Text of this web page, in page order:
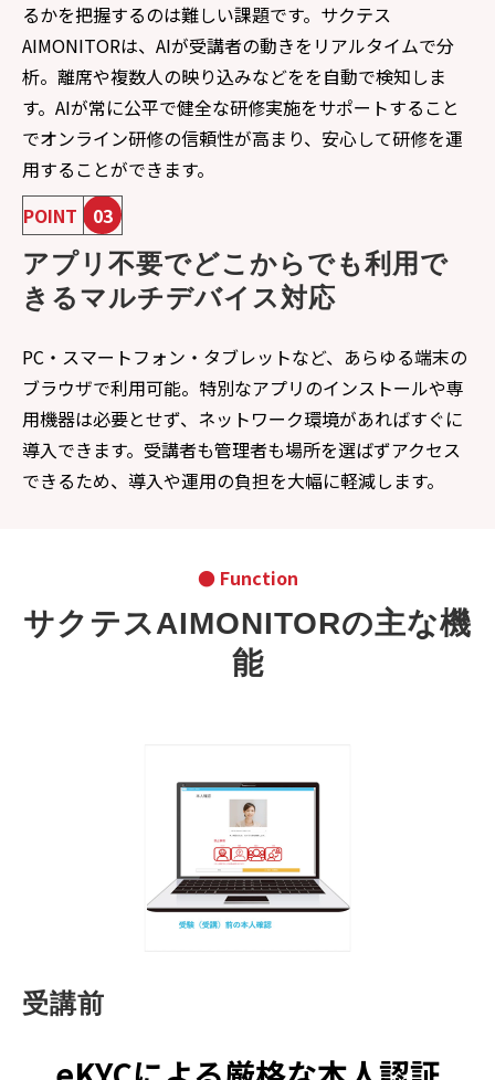
るかを把握するのは難しい課題です。サクテス
AIMONITORは、AIが受講者の動きをリアルタイムで分
析。離席や複数人の映り込みなどをを自動で検知しま
す。AIが常に公平で健全な研修実施をサポートすること
でオンライン研修の信頼性が高まり、安心して研修を運
用することができます。
POINT
03
アプリ不要でどこからでも利用で
きるマルチデバイス対応
PC・スマートフォン・タブレットなど、あらゆる端末の
ブラウザで利用可能。特別なアプリのインストールや専
用機器は必要とせず、ネットワーク環境があればすぐに
導入できます。受講者も管理者も場所を選ばずアクセス
できるため、導入や運用の負担を大幅に軽減します。
● Function
サクテスAIMONITORの主な機
能
受講前